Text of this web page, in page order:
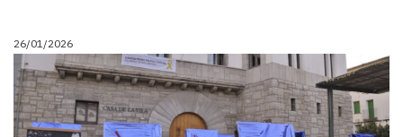
Cultura
Esports
Mai
tant!
26/01/2026